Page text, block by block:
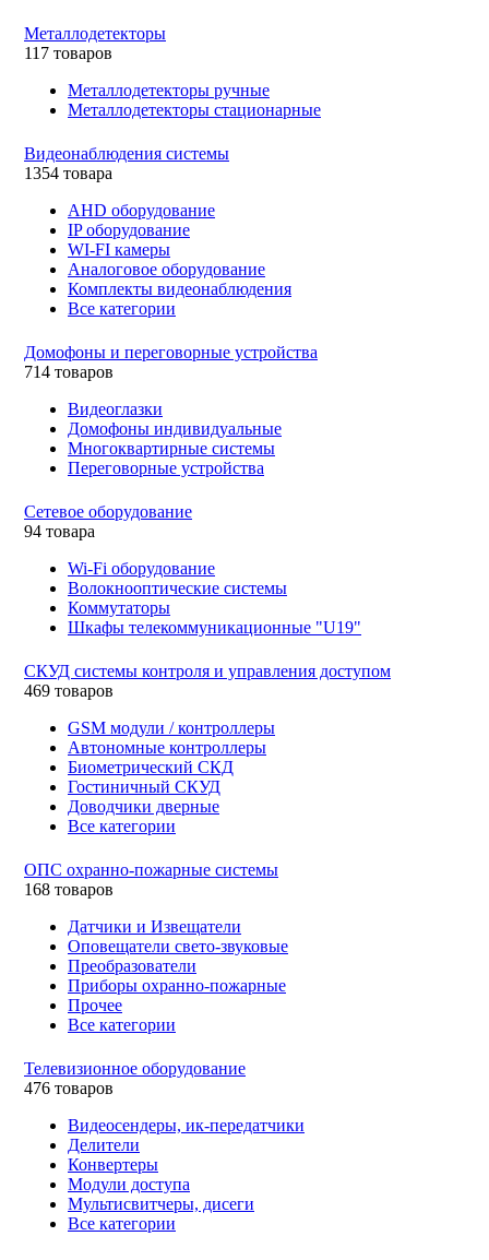
Металлодетекторы
117 товаров
Металлодетекторы ручные
Металлодетекторы стационарные
Видеонаблюдения cистемы
1354 товара
AHD оборудование
IP оборудование
WI-FI камеры
Аналоговое оборудование
Комплекты видеонаблюдения
Все категории
Домофоны и переговорные устройства
714 товаров
Видеоглазки
Домофоны индивидуальные
Многоквартирные системы
Переговорные устройства
Сетевое оборудование
94 товара
Wi-Fi оборудование
Волокнооптические системы
Коммутаторы
Шкафы телекоммуникационные "U19"
СКУД системы контроля и управления доступом
469 товаров
GSM модули / контроллеры
Автономные контроллеры
Биометрический СКД
Гостиничный СКУД
Доводчики дверные
Все категории
ОПС охранно-пожарные системы
168 товаров
Датчики и Извещатели
Оповещатели свето-звуковые
Преобразователи
Приборы охранно-пожарные
Прочее
Все категории
Телевизионное оборудование
476 товаров
Видеосендеры, ик-передатчики
Делители
Конвертеры
Модули доступа
Мультисвитчеры, дисеги
Все категории